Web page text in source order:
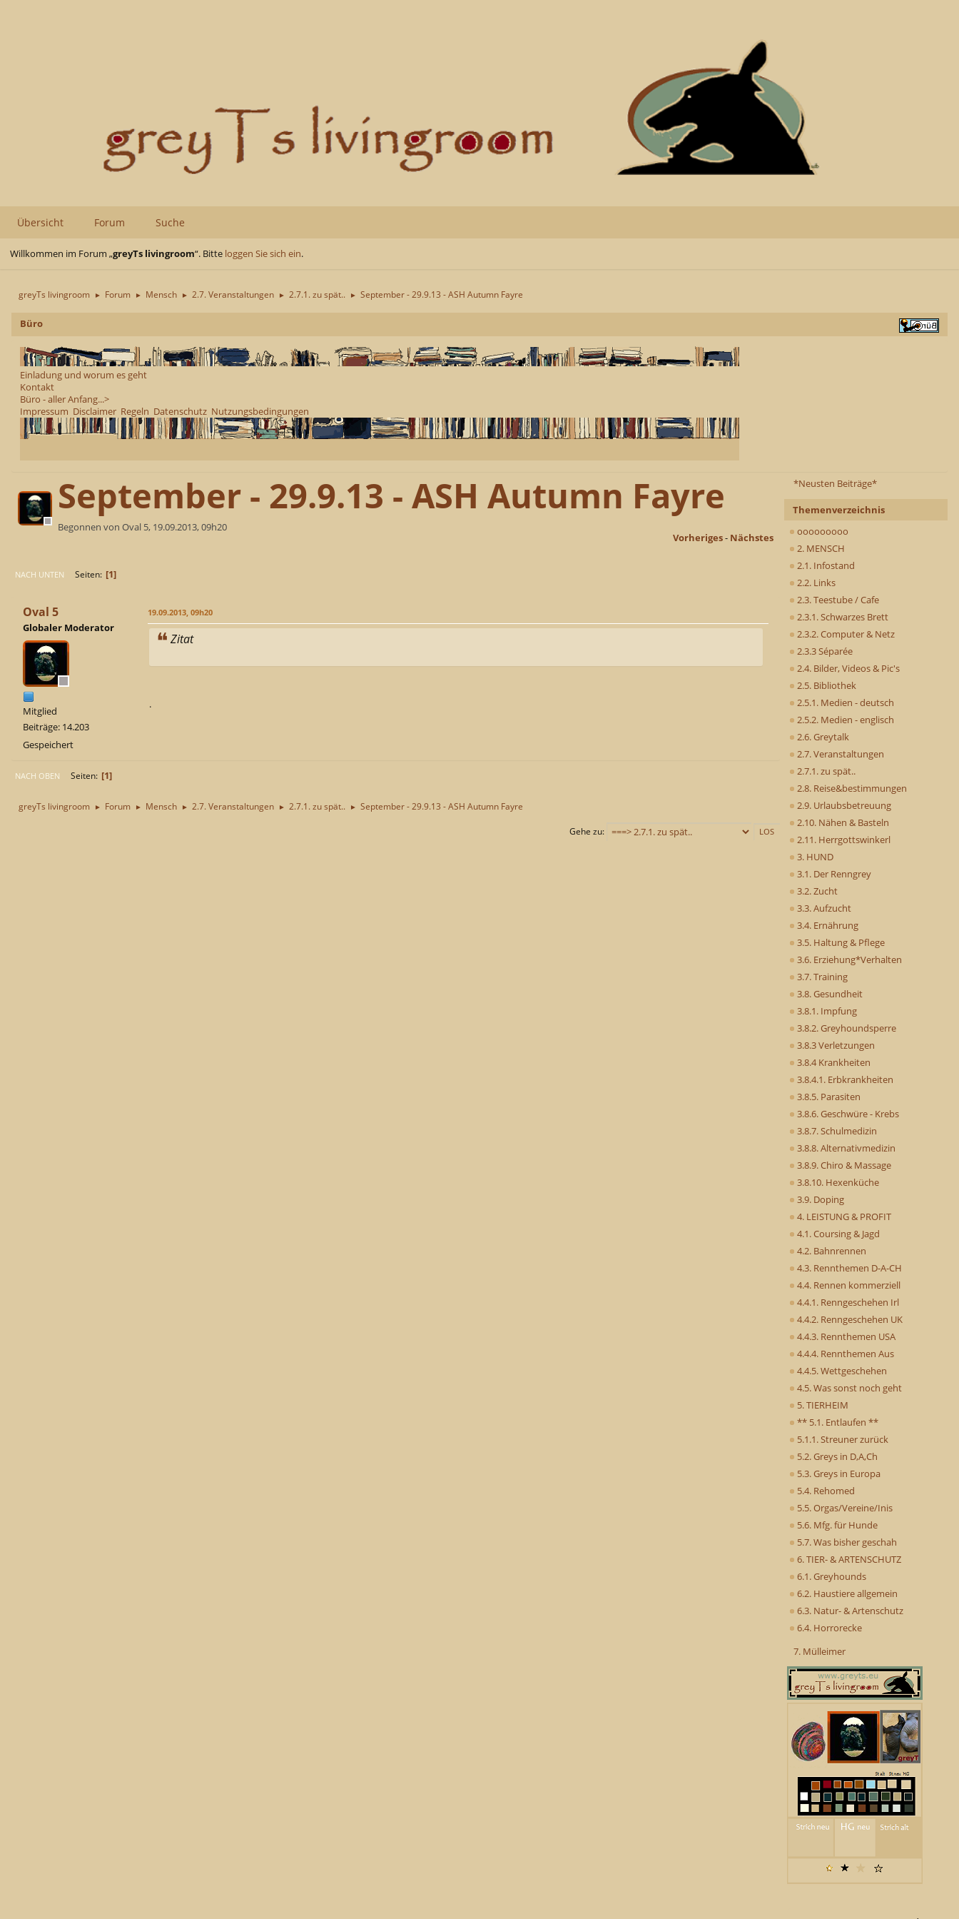
Übersicht Forum Suche
Willkommen im Forum „greyTs livingroom“. Bitte loggen Sie sich ein.
greyTs livingroom ► Forum ► Mensch ► 2.7. Veranstaltungen ► 2.7.1. zu spät.. ► September - 29.9.13 - ASH Autumn Fayre
Büro
Einladung und worum es geht
Kontakt
Büro - aller Anfang...>
Impressum Disclaimer Regeln Datenschutz Nutzungsbedingungen
*Neusten Beiträge*
Themenverzeichnis
ooooooooo
2. MENSCH
2.1. Infostand
2.2. Links
2.3. Teestube / Cafe
2.3.1. Schwarzes Brett
2.3.2. Computer & Netz
2.3.3 Séparée
2.4. Bilder, Videos & Pic's
2.5. Bibliothek
2.5.1. Medien - deutsch
2.5.2. Medien - englisch
2.6. Greytalk
2.7. Veranstaltungen
2.7.1. zu spät..
2.8. Reise&bestimmungen
2.9. Urlaubsbetreuung
2.10. Nähen & Basteln
2.11. Herrgottswinkerl
3. HUND
3.1. Der Renngrey
3.2. Zucht
3.3. Aufzucht
3.4. Ernährung
3.5. Haltung & Pflege
3.6. Erziehung*Verhalten
3.7. Training
3.8. Gesundheit
3.8.1. Impfung
3.8.2. Greyhoundsperre
3.8.3 Verletzungen
3.8.4 Krankheiten
3.8.4.1. Erbkrankheiten
3.8.5. Parasiten
3.8.6. Geschwüre - Krebs
3.8.7. Schulmedizin
3.8.8. Alternativmedizin
3.8.9. Chiro & Massage
3.8.10. Hexenküche
3.9. Doping
4. LEISTUNG & PROFIT
4.1. Coursing & Jagd
4.2. Bahnrennen
4.3. Rennthemen D-A-CH
4.4. Rennen kommerziell
4.4.1. Renngeschehen Irl
4.4.2. Renngeschehen UK
4.4.3. Rennthemen USA
4.4.4. Rennthemen Aus
4.4.5. Wettgeschehen
4.5. Was sonst noch geht
5. TIERHEIM
** 5.1. Entlaufen **
5.1.1. Streuner zurück
5.2. Greys in D,A,Ch
5.3. Greys in Europa
5.4. Rehomed
5.5. Orgas/Vereine/Inis
5.6. Mfg. für Hunde
5.7. Was bisher geschah
6. TIER- & ARTENSCHUTZ
6.1. Greyhounds
6.2. Haustiere allgemein
6.3. Natur- & Artenschutz
6.4. Horrorecke
7. Mülleimer
September - 29.9.13 - ASH Autumn Fayre
Begonnen von Oval 5, 19.09.2013, 09h20
Vorheriges- Nächstes
NACH UNTEN Seiten 1
Oval 5
Globaler Moderator
Mitglied
Beiträge: 14.203
Gespeichert
19.09.2013, 09h20
Zitat
.
NACH OBEN Seiten 1
greyTs livingroom ► Forum ► Mensch ► 2.7. Veranstaltungen ► 2.7.1. zu spät.. ► September - 29.9.13 - ASH Autumn Fayre
Gehe zu